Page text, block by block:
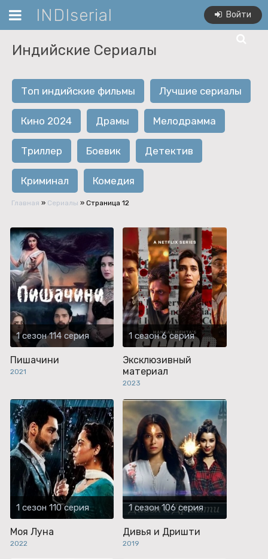
INDIserial Войти
Индийские Сериалы
Топ индийские фильмы Лучшие сериалы
Кино 2024 Драмы Мелодрамма
Триллер Боевик Детектив
Криминал Комедия
Главная » Сериалы » Страница 12
1 сезон 114 серия
Пишачини
2021
1 сезон 6 серия
Эксклюзивный
материал
2023
1 сезон 110 серия
Моя Луна
2022
1 сезон 106 серия
Дивья и Дришти
2019